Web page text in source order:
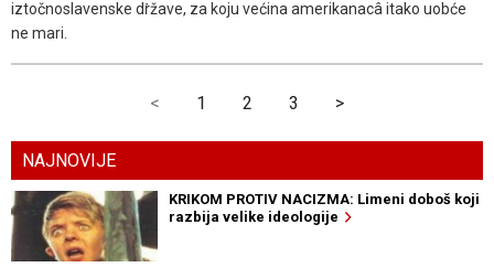
iztočnoslavenske dṙžave, za koju većina amerikanacâ itako uobće
ne mari.
< 1 2 3 >
NAJNOVIJE
KRIKOM PROTIV NACIZMA: Limeni doboš koji
razbija velike ideologije